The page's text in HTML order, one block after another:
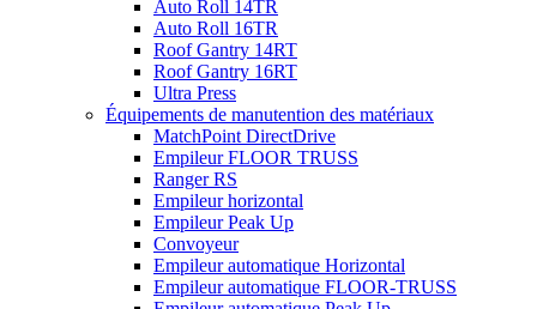
Auto Roll 14TR
Auto Roll 16TR
Roof Gantry 14RT
Roof Gantry 16RT
Ultra Press
Équipements de manutention des matériaux
MatchPoint DirectDrive
Empileur FLOOR TRUSS
Ranger RS
Empileur horizontal
Empileur Peak Up
Convoyeur
Empileur automatique Horizontal
Empileur automatique FLOOR-TRUSS